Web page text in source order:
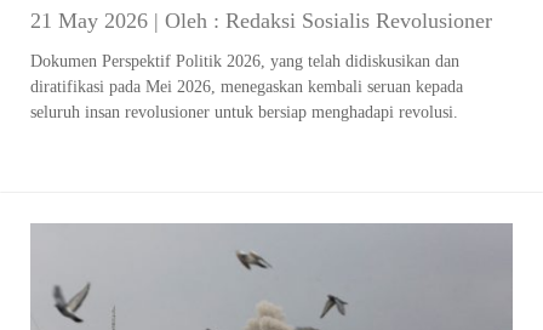
21 May 2026 | Oleh : Redaksi Sosialis Revolusioner
Dokumen Perspektif Politik 2026, yang telah didiskusikan dan
diratifikasi pada Mei 2026, menegaskan kembali seruan kepada
seluruh insan revolusioner untuk bersiap menghadapi revolusi.